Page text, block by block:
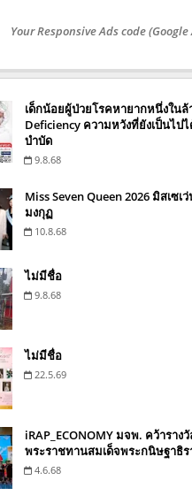
Your Responsive Ads code (Google
เด็กน้อยผู้ป่วยโรคหายากหนึ่งในล้
Deficiency ความหวังที่ยังเป็นไป
บำบัด
9.8.68
Miss Seven Queen 2026 มิสเซ
มงกุฏ
10.8.68
ไม่มีชื่อ
9.8.68
ไม่มีชื่อ
22.5.69
iRAP_ECONOMY มจพ. คว้าราง
พระราชทานสมเด็จพระกนิษฐาธิ
4.6.68